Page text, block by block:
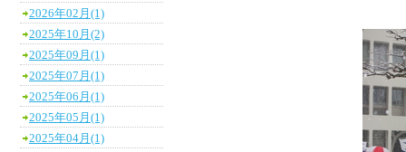
2026年02月(1)
2025年10月(2)
2025年09月(1)
2025年07月(1)
2025年06月(1)
2025年05月(1)
2025年04月(1)